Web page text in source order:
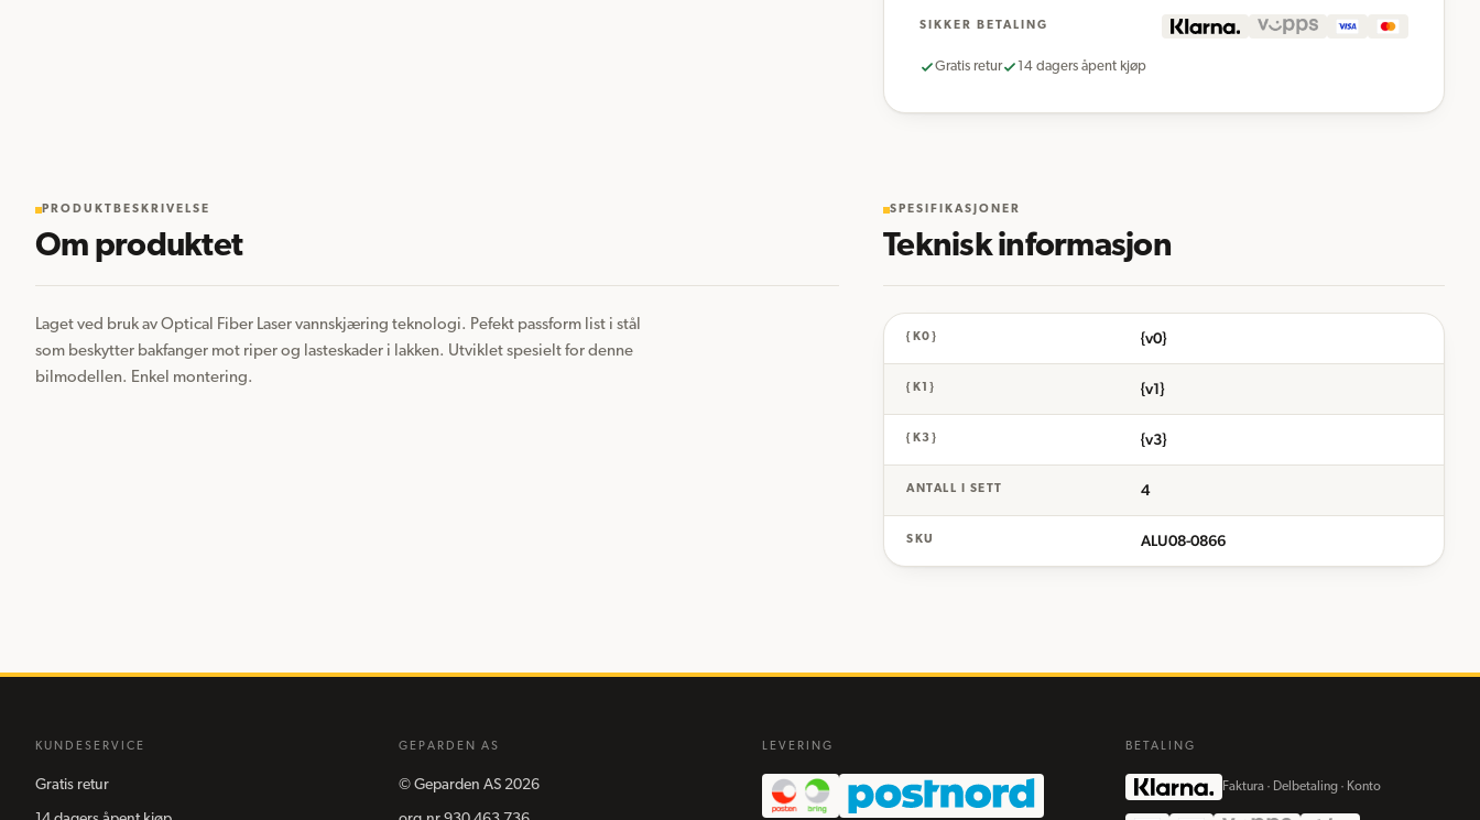
SIKKER BETALING
Gratis retur 14 dagers åpent kjøp
PRODUKTBESKRIVELSE
Om produktet
Laget ved bruk av Optical Fiber Laser vannskjæring teknologi. Pefekt passform list i stål
som beskytter bakfanger mot riper og lasteskader i lakken. Utviklet spesielt for denne
bilmodellen. Enkel montering.
SPESIFIKASJONER
Teknisk informasjon
{K0} {v0}
{K1} {v1}
{K3} {v3}
ANTALL I SETT 4
SKU ALU08-0866
KUNDESERVICE
Gratis retur
GEPARDEN AS
© Geparden AS 2026
LEVERING BETALING
Faktura · Delbetaling · Konto